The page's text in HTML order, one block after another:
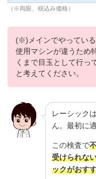
（※両眼、税込み価格）
(※)メインでやってい
使用マシンが違うため
くまで目玉として行っ
と考えてください。
レーシック
ん。最初に
この検査で
受けられな
ックがおす